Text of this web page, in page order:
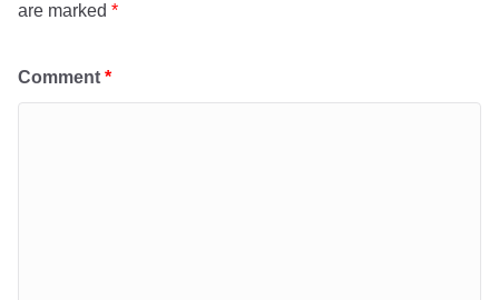
are marked *
Comment *